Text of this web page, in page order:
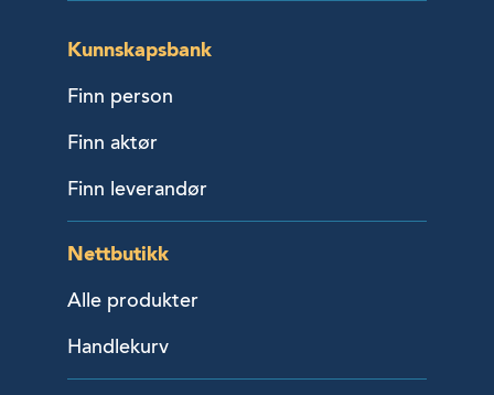
Kunnskapsbank
Finn person
Finn aktør
Finn leverandør
Nettbutikk
Alle produkter
Handlekurv